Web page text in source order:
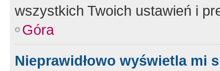
wszystkich Twoich ustawień i
Góra
Nieprawidłowo wyświetla mi